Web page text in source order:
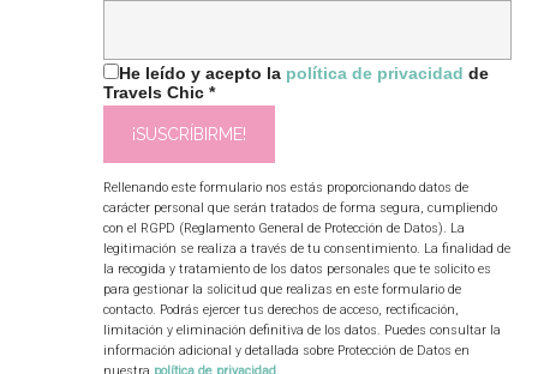
He leído y acepto la política de privacidad de
Travels Chic *
Rellenando este formulario nos estás proporcionando datos de
carácter personal que serán tratados de forma segura, cumpliendo
con el RGPD (Reglamento General de Protección de Datos). La
legitimación se realiza a través de tu consentimiento. La finalidad de
la recogida y tratamiento de los datos personales que te solicito es
para gestionar la solicitud que realizas en este formulario de
contacto. Podrás ejercer tus derechos de acceso, rectificación,
limitación y eliminación definitiva de los datos. Puedes consultar la
información adicional y detallada sobre Protección de Datos en